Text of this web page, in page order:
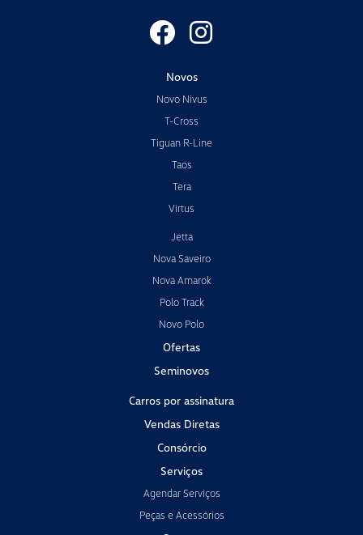
Novos
Novo Nivus
T-Cross
Tiguan R-Line
Taos
Tera
Virtus
Jetta
Nova Saveiro
Nova Amarok
Polo Track
Novo Polo
Ofertas
Seminovos
Carros por assinatura
Vendas Diretas
Consórcio
Serviços
Agendar Serviços
Peças e Acessórios